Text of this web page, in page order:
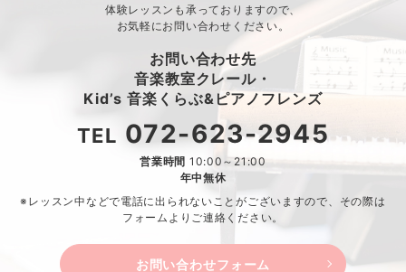
体験レッスンも承っておりますので、
お気軽にお問い合わせください。
お問い合わせ先
音楽教室クレール・
Kid’s 音楽くらぶ&ピアノフレンズ
TEL 072-623-2945
営業時間 10:00～21:00
年中無休
※レッスン中などで電話に出られないことがございますので、 その際は
フォームよりご連絡ください。
お問い合わせフォーム